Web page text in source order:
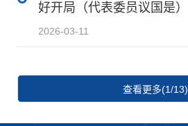
好开局（代表委员议国是）
2026-03-11
查看更多(1/13)